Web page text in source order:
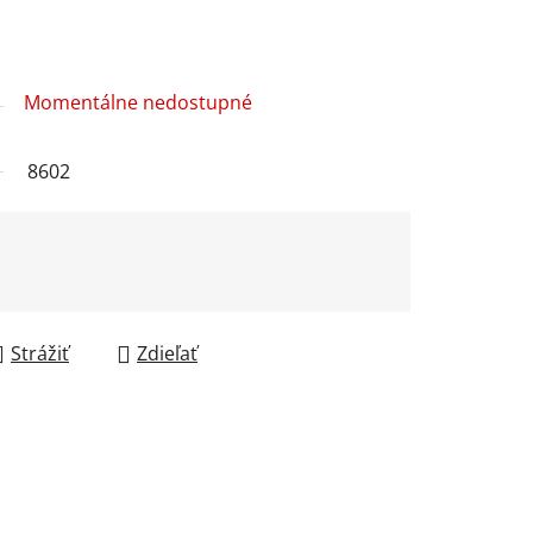
Momentálne nedostupné
8602
Strážiť Zdieľať